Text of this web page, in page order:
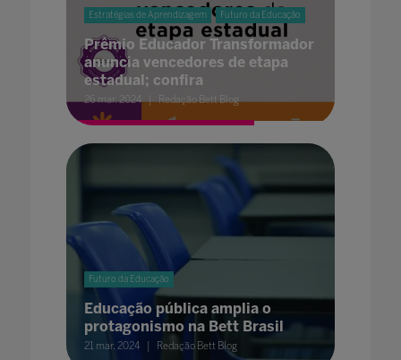
Estratégias de Aprendizagem Futuro da Educação
Prêmio Educador Transformador
anuncia vencedores de etapa
estadual; confira
26 mar. 2024 Redação Bett Blog
Futuro da Educação
Educação pública amplia o
protagonismo na Bett Brasil
21 mar. 2024 Redação Bett Blog